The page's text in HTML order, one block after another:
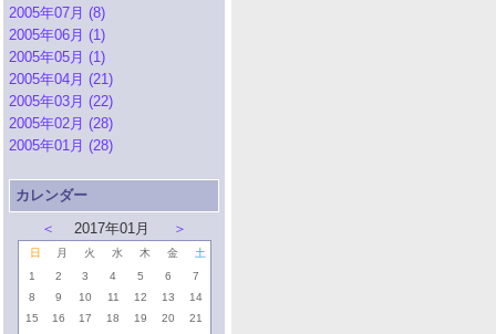
2005年07月 (8)
2005年06月 (1)
2005年05月 (1)
2005年04月 (21)
2005年03月 (22)
2005年02月 (28)
2005年01月 (28)
カレンダー
＜
2017年01月 ＞
日 月 火 水 木 金
土
1
2 3 4 5 6
7
8
9 10 11 12 13
14
15
16 17 18 19 20
21